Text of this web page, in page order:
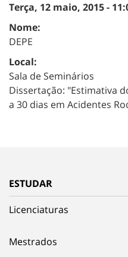
Terça, 12 maio, 2015 -
Nome:
DEPE
Local:
Sala de Seminários
Dissertação: "Estimativa
a 30 dias em Acidentes
ESTUDAR
Licenciaturas
Mestrados